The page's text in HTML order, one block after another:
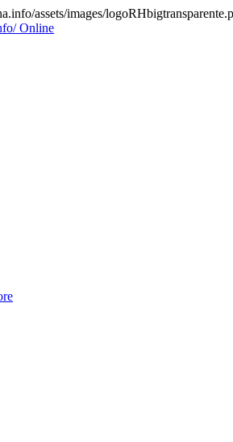
assets/images/
Online